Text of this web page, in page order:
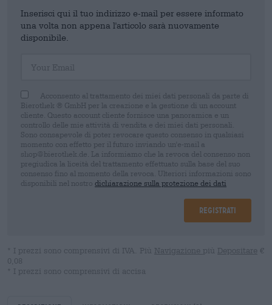
Inserisci qui il tuo indirizzo e-mail per essere informato
una volta non appena l'articolo sarà nuovamente
disponibile.
Acconsento al trattamento dei miei dati personali da parte di
Bierothek ® GmbH per la creazione e la gestione di un account
cliente. Questo account cliente fornisce una panoramica e un
controllo delle mie attività di vendita e dei miei dati personali.
Sono consapevole di poter revocare questo consenso in qualsiasi
momento con effetto per il futuro inviando un'e-mail a
shop@bierothek.de. La informiamo che la revoca del consenso non
pregiudica la liceità del trattamento effettuato sulla base del suo
consenso fino al momento della revoca. Ulteriori informazioni sono
disponibili nel nostro dichiarazione sulla protezione dei dati
Registrati
* I prezzi sono comprensivi di IVA. Più Navigazione più Depositare €
0,08
* I prezzi sono comprensivi di accisa